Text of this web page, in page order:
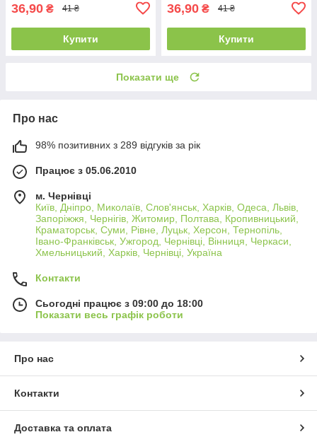
36,90 ₴ 41 ₴
Купити
36,90 ₴ 41 ₴
Купити
Показати ще
Про нас
98% позитивних з 289 відгуків за рік
Працює з 05.06.2010
м. Чернівці
Київ, Дніпро, Миколаїв, Слов'янськ, Харків, Одеса, Львів,
Запоріжжя, Чернігів, Житомир, Полтава, Кропивницький,
Краматорськ, Суми, Рівне, Луцьк, Херсон, Тернопіль,
Івано-Франківськ, Ужгород, Чернівці, Вінниця, Черкаси,
Хмельницький, Харків, Чернівці, Україна
Контакти
Сьогодні працює з 09:00 до 18:00
Показати весь графік роботи
Про нас
Контакти
Доставка та оплата